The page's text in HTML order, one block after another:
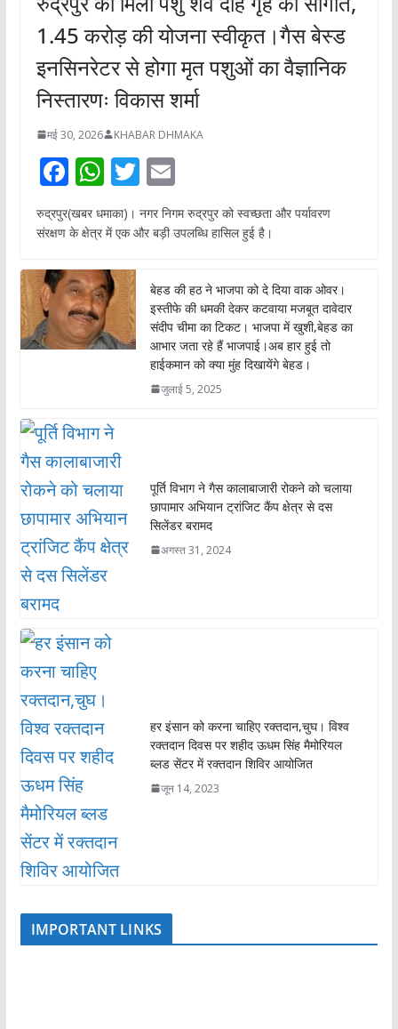
1.45 करोड़ की योजना स्वीकृत।गैस बेस्ड
इनसिनरेटर से होगा मृत पशुओं का वैज्ञानिक
निस्तारणः विकास शर्मा
मई 30, 2026 KHABAR DHMAKA
F
ac
e
o
o
k
W
h
at
A
p
p
T
w
itt
E
m
ai
रुद्रपुर(खबर धमाका)। नगर निगम रुद्रपुर को स्वच्छता और पर्यावरण
संरक्षण के क्षेत्र में एक और बड़ी उपलब्धि हासिल हुई है।
बेहड की हठ ने भाजपा को दे दिया वाक ओवर।
इस्तीफे की धमकी देकर कटवाया मजबूत दावेदार
संदीप चीमा का टिकट। भाजपा में खुशी,बेहड का
आभार जता रहे हैं भाजपाई।अब हार हुई तो
हाईकमान को क्या मुंह दिखायेंगे बेहड।
जुलाई 5, 2025
पूर्ति विभाग ने गैस कालाबाजारी रोकने को चलाया
छापामार अभियान ट्रांजिट कैंप क्षेत्र से दस
सिलेंडर बरामद
अगस्त 31, 2024
हर इंसान को करना चाहिए रक्तदान,चुघ। विश्व
रक्तदान दिवस पर शहीद ऊधम सिंह मैमोरियल
ब्लड सेंटर में रक्तदान शिविर आयोजित
जून 14, 2023
IMPORTANT LINKS